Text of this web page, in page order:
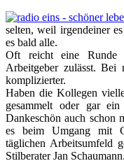
selten, weil irgendeiner
es bald alle.
Oft reicht eine Runde
Arbeitgeber zulässt. Bei
komplizierter.
Haben die Kollegen
gesammelt oder gar
Dankeschön auch schon
es beim Umgang mit
täglichen Arbeitsumfeld
Stilberater Jan Schaumann.